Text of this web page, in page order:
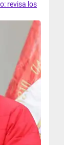
revisa los